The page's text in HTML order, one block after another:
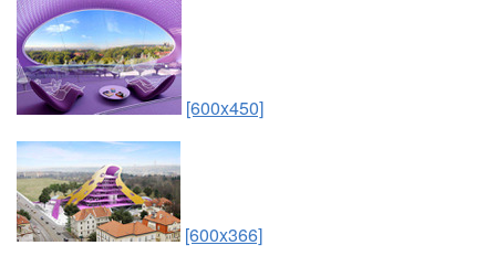
[600x450]
[600x366]